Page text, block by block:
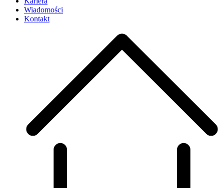
Wiadomości
Kontakt